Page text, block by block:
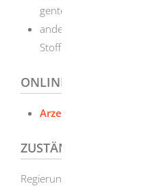
gentechnischem Wege
anderen zur
Stoffen menschlicher
ONLINEANTRAG UND
Arzeimitteleinfuhr -
ZUSTÄNDIGE STELLE
Regierungspräsidium